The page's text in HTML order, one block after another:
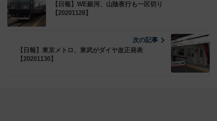
【日報】WE銀河、山陰夜行も一区切り
【20201128】
次の記事
【日報】東京メトロ、東武がダイヤ改正発表
【20201130】